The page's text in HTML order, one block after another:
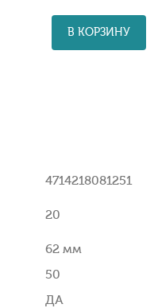
В КОРЗИНУ
4714218081251
20
62 мм
50
ДА